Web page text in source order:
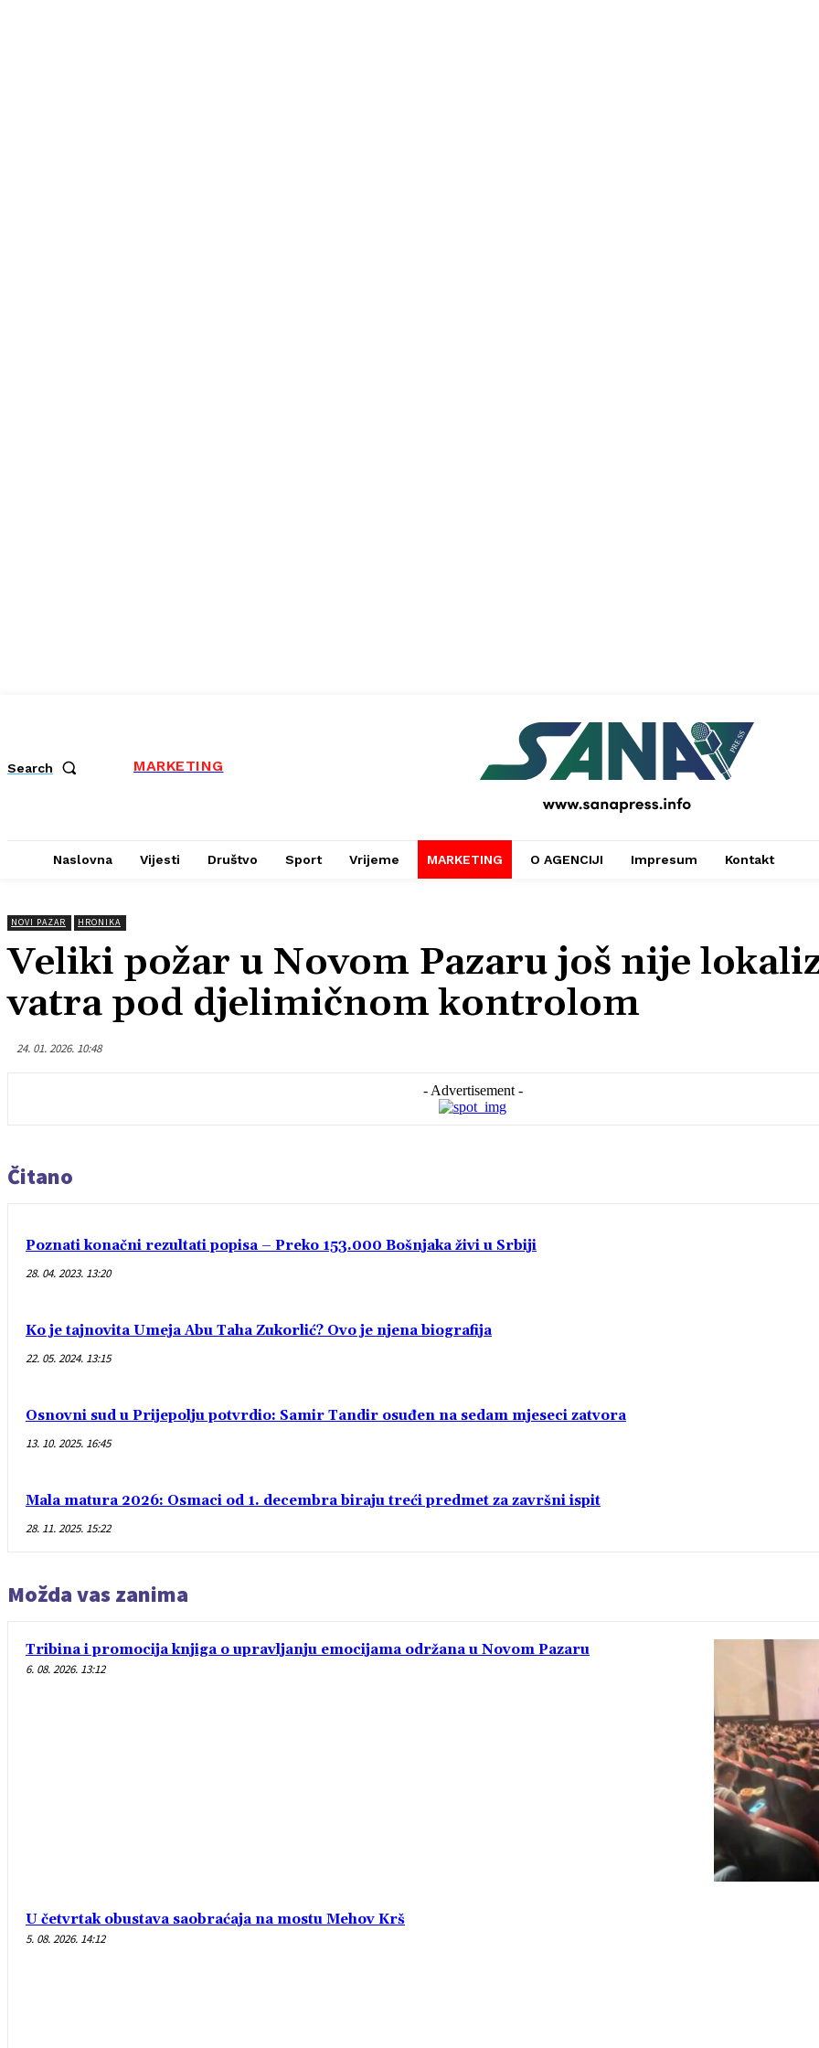
Search MARKETING
PRESS
Naslovna Vijesti Društvo Sport Vrijeme MARKETING O AGENCIJI Impresum Kontakt
NOVI PAZAR HRONIKA
Veliki požar u Novom Pazaru još nije
vatra pod djelimičnom kontrolom
24. 01. 2026. 10:48
- Advertisement -
Čitano
Poznati konačni rezultati popisa – Preko 153.000 Bošnjaka živi u Srbiji
28. 04. 2023. 13:20
Ko je tajnovita Umeja Abu Taha Zukorlić? Ovo je njena biografija
22. 05. 2024. 13:15
Osnovni sud u Prijepolju potvrdio: Samir Tandir osuđen na sedam mjeseci zatvora
13. 10. 2025. 16:45
Mala matura 2026: Osmaci od 1. decembra biraju treći predmet za završni ispit
28. 11. 2025. 15:22
Možda vas zanima
Tribina i promocija knjiga o upravljanju emocijama održana u Novom Pazaru
6. 08. 2026. 13:12
U četvrtak obustava saobraćaja na mostu Mehov Krš
5. 08. 2026. 14:12